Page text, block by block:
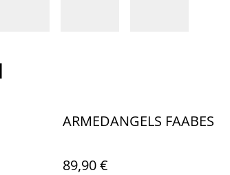
ARMEDANGELS FAABES
89,90 €